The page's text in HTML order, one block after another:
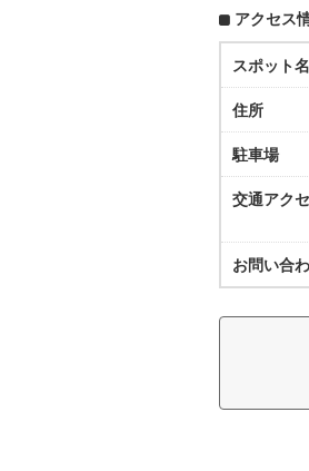
アクセス
スポット名
住所
駐車場
交通アク
お問い合